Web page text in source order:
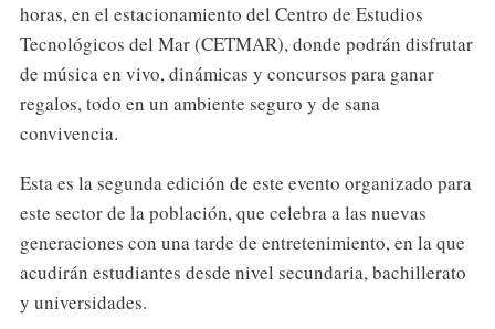
horas, en el estacionamiento del Centro de Estudios
Tecnológicos del Mar (CETMAR), donde podrán disfrutar
de música en vivo, dinámicas y concursos para ganar
regalos, todo en un ambiente seguro y de sana
convivencia.
Esta es la segunda edición de este evento organizado para
este sector de la población, que celebra a las nuevas
generaciones con una tarde de entretenimiento, en la que
acudirán estudiantes desde nivel secundaria, bachillerato
y universidades.